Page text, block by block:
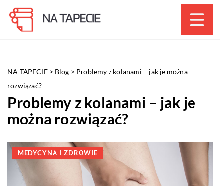
NA TAPECIE > Blog > Problemy z kolanami – jak je można
rozwiązać?
Problemy z kolanami – jak je
można rozwiązać?
MEDYCYNA I ZDROWIE